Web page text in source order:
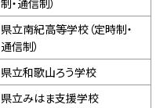
制・通信制）
県立南紀高等学校（定時制・
通信制）
県立和歌山ろう学校
県立みはま支援学校